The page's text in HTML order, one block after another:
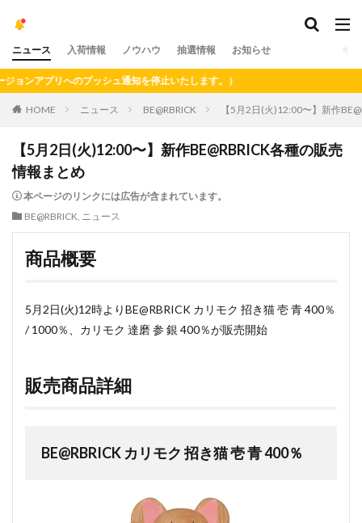
ニュース 入荷情報 ノウハウ 抽選情報 お知らせ
リへのプッシュ通知を停止いたします。）
HOME ニュース BE@RBRICK 【5月2日(火)12:00〜】新作
【5月2日(火)12:00〜】新作BE@RBRICK各種の販売
情報まとめ
本ページのリンクには広告が含まれています。
BE@RBRICK, ニュース
商品概要
5月2日(火)12時よりBE@RBRICK カリモク 招き猫 壱 青 400％
/ 1000％、カリモク 達磨 参 銀 400％が販売開始
販売商品詳細
BE@RBRICK カリモク 招き猫 壱 青 400％